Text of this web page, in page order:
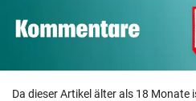
Da dieser Artikel älter als 18 Monate